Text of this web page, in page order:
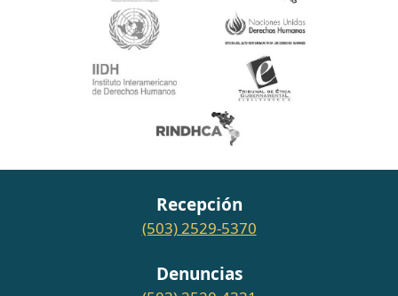
Recepción
(503) 2529-5370
Denuncias